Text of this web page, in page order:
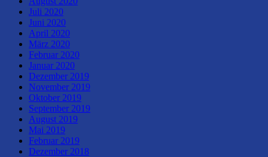
Juli 2020
Juni 2020
April 2020
März 2020
Februar 2020
Januar 2020
Dezember 2019
November 2019
Oktober 2019
September 2019
August 2019
Mai 2019
Februar 2019
Dezember 2018